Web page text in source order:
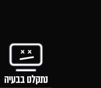
נתקלנו בבעיה